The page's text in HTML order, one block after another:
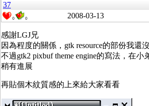
37
0 0 2008-03-13
感謝LGJ兄
因為程度的關係，gtk resource的部份我還
不過gtk2 pixbuf theme engine的寫法，在小
稍有進展
再貼個木紋質感的上來給大家看看